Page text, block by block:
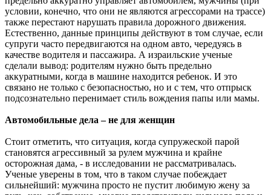
условии, конечно, что они не являются агрессорами на трассе)
также перестают нарушать правила дорожного движения.
Естественно, данные принципы действуют в том случае, если
супруги часто передвигаются на одном авто, чередуясь в
качестве водителя и пассажира. А израильские ученые
сделали вывод: родителям нужно быть предельно
аккуратными, когда в машине находится ребенок. И это
связано не только с безопасностью, но и с тем, что отпрыск
подсознательно перенимает стиль вождения папы или мамы.
Автомобильные дела – не для женщин
Стоит отметить, что ситуация, когда супружеской парой
становятся агрессивный за рулем мужчина и крайне
осторожная дама, - в исследовании не рассматривалась.
Ученые уверены в том, что в таком случае побеждает
сильнейший: мужчина просто не пустит любимую жену за